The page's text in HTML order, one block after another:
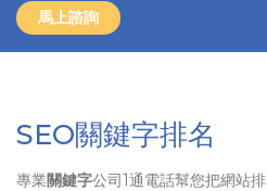
馬上諮詢
SEO關鍵字排名
專業關鍵字公司1通電話幫您把網站